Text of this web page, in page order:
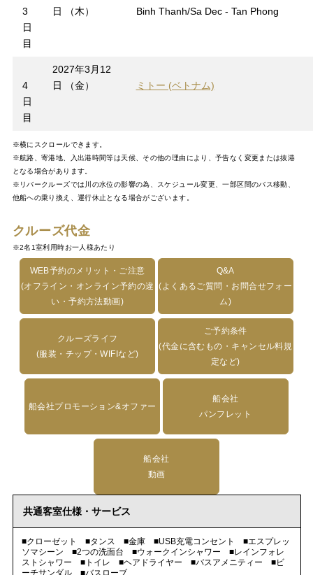
3
日
目
日 （木）
Binh Thanh/Sa Dec - Tan Phong
4
日
目
2027年3月12
日 （金）
ミトー (ベトナム)
※横にスクロールできます。
※航路、寄港地、入出港時間等は天候、その他の理由により、予告なく変更または抜港
となる場合があります。
※リバークルーズでは川の水位の影響の為、スケジュール変更、一部区間のバス移動、
他船への乗り換え、運行休止となる場合がございます。
クルーズ代金
※2名1室利用時お一人様あたり
WEB予約のメリット・ご注意
(オフライン・オンライン予約の違
い・予約方法動画)
Q&A
(よくあるご質問・お問合せフォー
ム)
クルーズライフ
(服装・チップ・WIFIなど)
ご予約条件
(代金に含むもの・キャンセル料規
定など)
船会社プロモーション&オファー
船会社
パンフレット
船会社
動画
共通客室仕様・サービス
■クローゼット ■タンス ■金庫 ■USB充電コンセント ■エスプレッ
ソマシーン ■2つの洗面台 ■ウォークインシャワー ■レインフォレ
ストシャワー ■トイレ ■ヘアドライヤー ■バスアメニティー ■ビ